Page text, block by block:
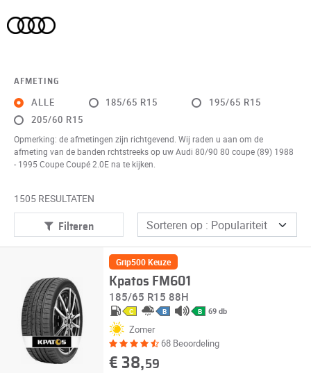
AFMETING
ALLE 185/65 R15
195/65 R15
205/60 R15
Opmerking: de afmetingen zijn richtgevend. Wij raden u aan om de
afmeting van de banden rchtstreeks op uw Audi 80/90 80 coupe (89) 1988
- 1995 Coupe Coupé 2.0E na te kijken.
1505 RESULTATEN
Filteren
Grip500 Keuze
Kpatos FM601
185/65 R15 88H
C B B 69 db
Zomer
68 Beoordeling
€ 38,59